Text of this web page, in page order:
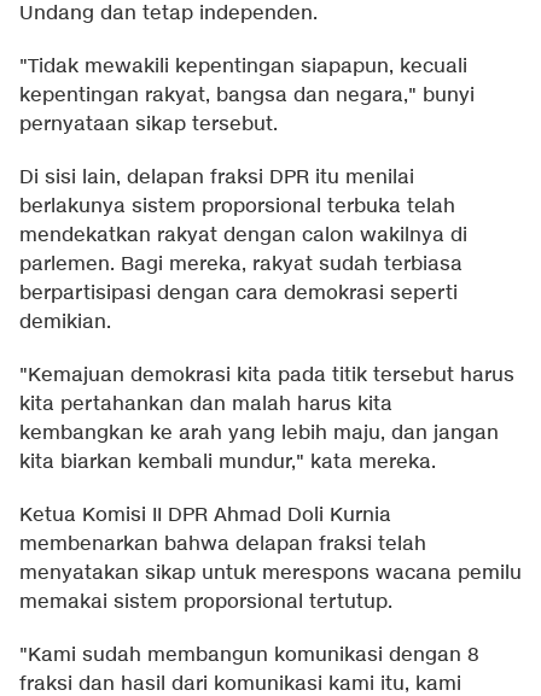
Undang dan tetap independen.
"Tidak mewakili kepentingan siapapun, kecuali
kepentingan rakyat, bangsa dan negara," bunyi
pernyataan sikap tersebut.
Di sisi lain, delapan fraksi DPR itu menilai
berlakunya sistem proporsional terbuka telah
mendekatkan rakyat dengan calon wakilnya di
parlemen. Bagi mereka, rakyat sudah terbiasa
berpartisipasi dengan cara demokrasi seperti
demikian.
"Kemajuan demokrasi kita pada titik tersebut harus
kita pertahankan dan malah harus kita
kembangkan ke arah yang lebih maju, dan jangan
kita biarkan kembali mundur," kata mereka.
Ketua Komisi II DPR Ahmad Doli Kurnia
membenarkan bahwa delapan fraksi telah
menyatakan sikap untuk merespons wacana pemilu
memakai sistem proporsional tertutup.
"Kami sudah membangun komunikasi dengan 8
fraksi dan hasil dari komunikasi kami itu, kami